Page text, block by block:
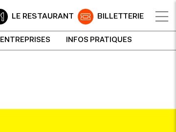
LE RESTAURANT BILLETTERIE
ENTREPRISES INFOS PRATIQUES